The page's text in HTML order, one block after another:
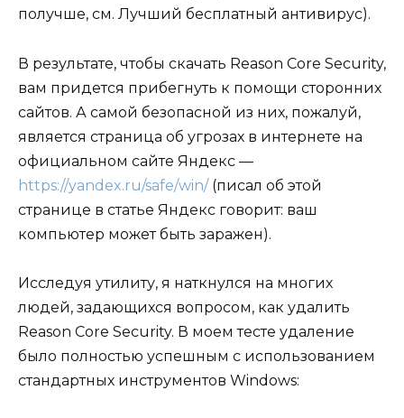
получше, см. Лучший бесплатный антивирус).
В результате, чтобы скачать Reason Core Security,
вам придется прибегнуть к помощи сторонних
сайтов. А самой безопасной из них, пожалуй,
является страница об угрозах в интернете на
официальном сайте Яндекс —
https://yandex.ru/safe/win/(писал об этой
странице в статье Яндекс говорит: ваш
компьютер может быть заражен).
Исследуя утилиту, я наткнулся на многих
людей, задающихся вопросом, как удалить
Reason Core Security. В моем тесте удаление
было полностью успешным с использованием
стандартных инструментов Windows: